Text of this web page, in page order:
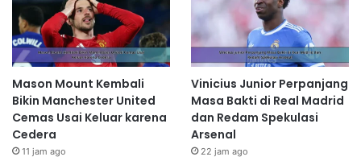
Mason Mount Kembali
Bikin Manchester United
Cemas Usai Keluar karena
Cedera
11 jam ago
Vinicius Junior Perpanjang
Masa Bakti di Real Madrid
dan Redam Spekulasi
Arsenal
22 jam ago